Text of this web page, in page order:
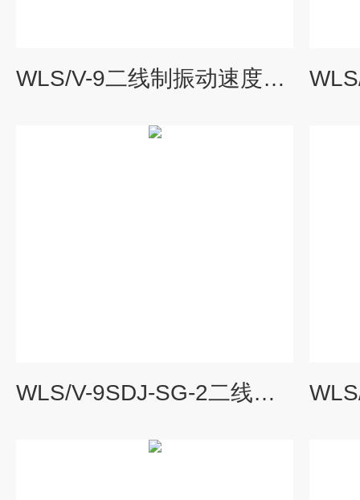
WLS/V-9二线制振动速度传感器SDJ-SG-2
WLS/V-9SDJ-SG-2二线制振动速度传感器